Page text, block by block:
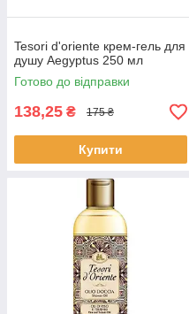
Tesori d'oriente крем-гель для
душу Aegyptus 250 мл
Готово до відправки
138,25 ₴ 175 ₴
Купити